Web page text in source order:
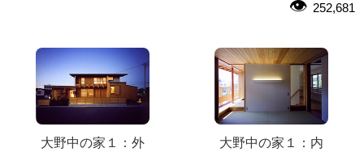
252,681
大野中の家１：外
大野中の家１：内